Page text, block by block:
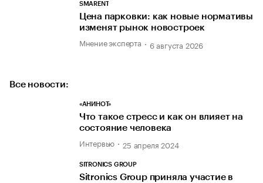
SMARENT
Цена парковки: как новые нормативы
изменят рынок новостроек
Мнение эксперта 6 августа 2026
Все новости:
«АНИНОТ»
Что такое стресс и как он влияет на
состояние человека
Интервью 25 апреля 2024
SITRONICS GROUP
Sitronics Group приняла участие в